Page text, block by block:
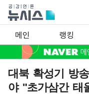
메인 랭킹
대북 확성기 방
야 "초가삼간 태